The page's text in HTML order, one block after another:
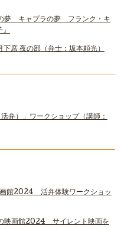
の夢 キャプラの夢 フランク・キ
下席 夜の部（弁士：坂本頼光）
弁）」ワークショップ（講師：
画館2024 活弁体験ワークショッ
の映画館2024 サイレント映画を